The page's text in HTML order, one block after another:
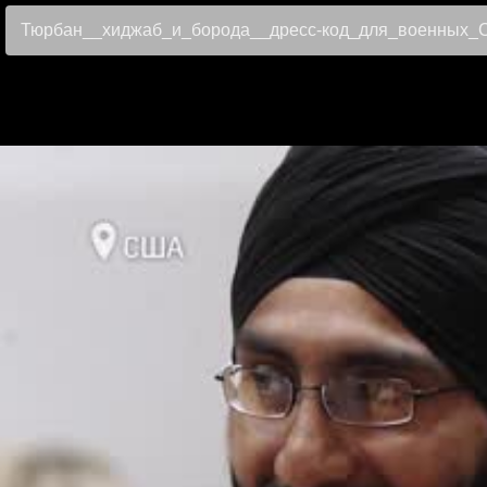
Тюрбан__хиджаб_и_борода__дресс-